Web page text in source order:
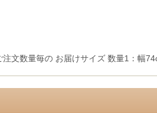
文数量毎の お届けサイズ 数量1：幅